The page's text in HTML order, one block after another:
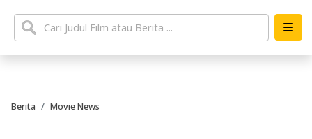
Berita Movie News